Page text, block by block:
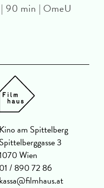
90 min | OmeU
Kino am Spittelberg
Spittelberggasse 3
Wien
01 / 890 72 86
kassa@filmhaus.at